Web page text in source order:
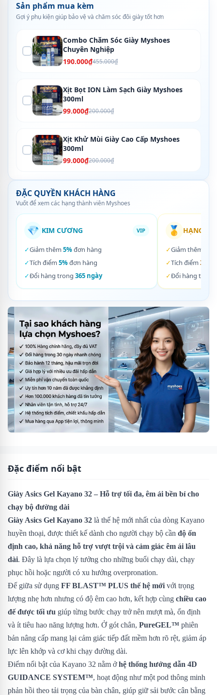
Sản phẩm mua kèm
Gợi ý phụ kiện giúp bảo vệ và chăm sóc đôi giày tốt hơn
Combo Chăm Sóc Giày Myshoes
Chuyên Nghiệp
190.000₫455.000₫
Xịt Bọt ION Làm Sạch Giày Myshoes
300ml
99.000₫200.000₫
Xịt Khử Mùi Giày Cao Cấp Myshoes
300ml
99.000₫200.000₫
ĐẶC QUYỀN KHÁCH HÀNG
Vuốt để xem các hạng thành viên Myshoes
💎 KIM CƯƠNG VIP
✓Giảm thêm 5%đơn hàng
✓Tích điểm 5%đơn hàng
✓Đổi hàng trong 365 ngày
🥇 HẠNG
✓Giảm thêm
✓Tích điểm 3%
✓Đổi hàng trong
Đặc điểm nổi bật
Giày Asics Gel Kayano 32 – Hỗ trợ tối đa, êm ái bền bỉ cho
chạy bộ đường dài
Giày Asics Gel Kayano 32 là thế hệ mới nhất của dòng Kayano
huyền thoại, được thiết kế dành cho người chạy bộ cần độ ổn
định cao, khả năng hỗ trợ vượt trội và cảm giác êm ái lâu
dài. Đây là lựa chọn lý tưởng cho những buổi chạy dài, chạy
phục hồi hoặc người có xu hướng overpronation.
Đế giữa sử dụng FF BLAST™ PLUS thế hệ mới với trọng
lượng nhẹ hơn nhưng có độ êm cao hơn, kết hợp cùng chiều cao
đế được tối ưu giúp từng bước chạy trở nên mượt mà, ổn định
và ít tiêu hao năng lượng hơn. Ở gót chân, PureGEL™ phiên
bản nâng cấp mang lại cảm giác tiếp đất mềm hơn rõ rệt, giảm áp
lực lên khớp và cơ khi chạy đường dài.
Điểm nổi bật của Kayano 32 nằm ởhệ thống hướng dẫn 4D
GUIDANCE SYSTEM™, hoạt động như một pod thông minh
phản hồi theo tải trọng của bàn chân, giúp giữ sải bước cân bằng